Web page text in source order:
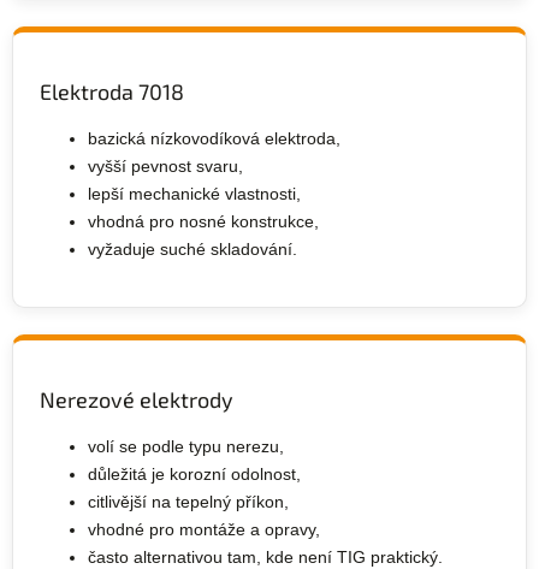
Elektroda 7018
bazická nízkovodíková elektroda,
vyšší pevnost svaru,
lepší mechanické vlastnosti,
vhodná pro nosné konstrukce,
vyžaduje suché skladování.
Nerezové elektrody
volí se podle typu nerezu,
důležitá je korozní odolnost,
citlivější na tepelný příkon,
vhodné pro montáže a opravy,
často alternativou tam, kde není TIG praktický.